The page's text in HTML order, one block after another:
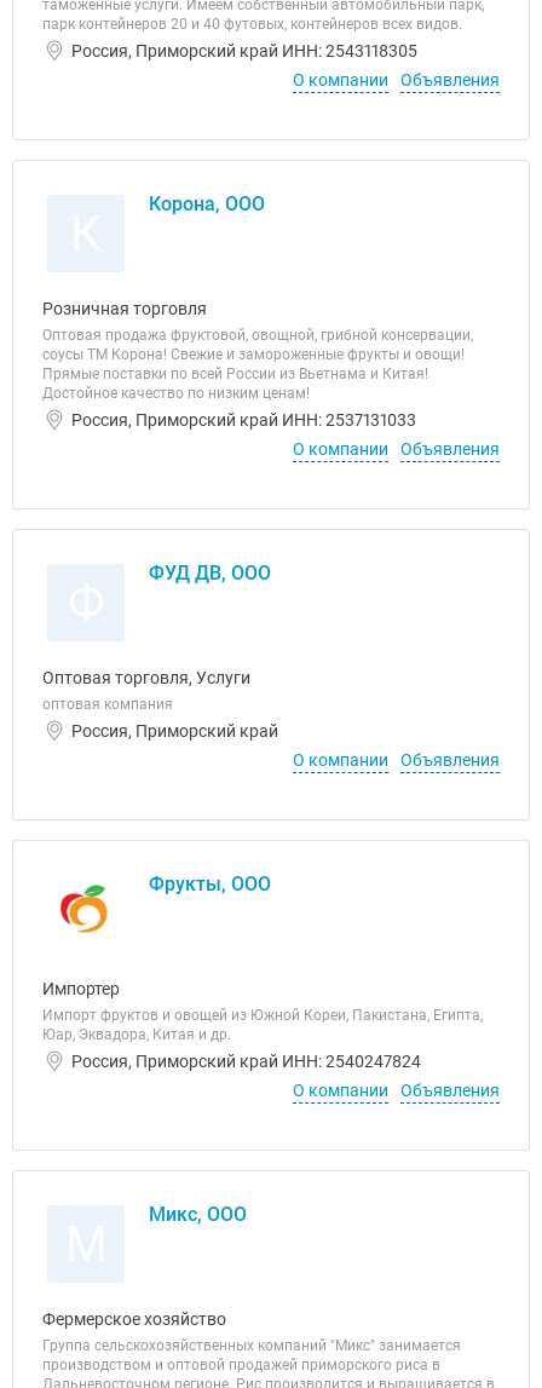
таможенные услуги. Имеем собственный автомобильный парк,
парк контейнеров 20 и 40 футовых, контейнеров всех видов.
Россия, Приморский край ИНН: 2543118305
О компании
Объявления
Корона, ООО
Розничная торговля
Оптовая продажа фруктовой, овощной, грибной консервации,
соусы ТМ Корона! Свежие и замороженные фрукты и овощи!
Прямые поставки по всей России из Вьетнама и Китая!
Достойное качество по низким ценам!
Россия, Приморский край ИНН: 2537131033
О компании
Объявления
ФУД ДВ, ООО
Оптовая торговля, Услуги
оптовая компания
Россия, Приморский край
О компании
Объявления
Фрукты, ООО
Импортер
Импорт фруктов и овощей из Южной Кореи, Пакистана, Египта,
Юар, Эквадора, Китая и др.
Россия, Приморский край ИНН: 2540247824
О компании
Объявления
Микс, ООО
Фермерское хозяйство
Группа сельскохозяйственных компаний "Микс" занимается
производством и оптовой продажей приморского риса в
Дальневосточном регионе. Рис производится и выращивается в